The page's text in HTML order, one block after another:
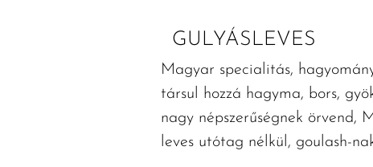
GULYÁSLEVES
Magyar specialitás,
társul hozzá hagyma, bors,
nagy népszerűségnek örvend,
leves utótag nélkül, goulash-